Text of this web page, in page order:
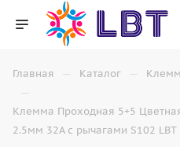
Главная — Каталог —
—
Клемма Проходная 5+5
2.5мм 32A с рычагами S102 LBT